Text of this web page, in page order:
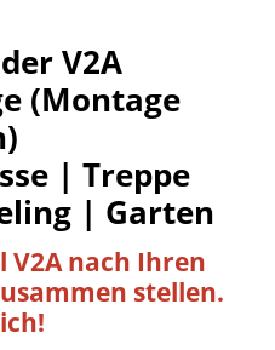
V2A
(Montage
| Treppe
| Garten
V2A nach Ihren
stellen.